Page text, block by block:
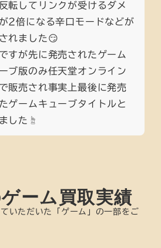
転してリンクが受けるダメ
2倍になる辛口モードなどが
れました😏
すが先に発売されたゲーム
ブ版のみ任天堂オンライン
販売され事実上最後に発売
ゲームキューブタイトルと
した☝️
ーム買取実績
いただいた「ゲーム」の一部をご